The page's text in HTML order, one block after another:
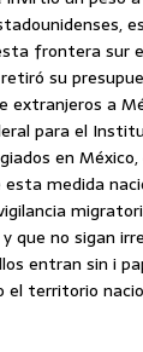
frontera sur
su
a
para el
en
medida
que no sigan
entran sin i
territorio